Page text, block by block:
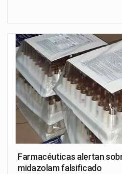
Farmacéuticas alertan
midazolam falsificado